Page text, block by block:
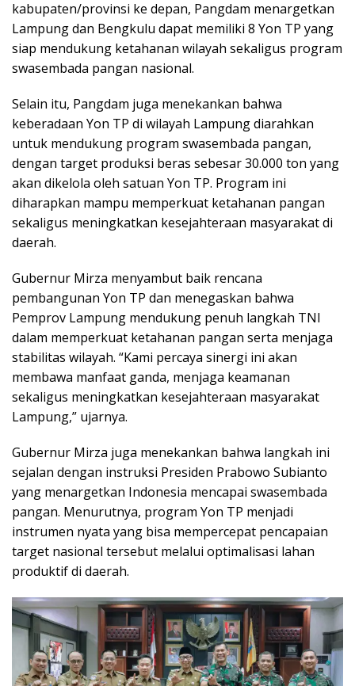
kabupaten/provinsi ke depan, Pangdam menargetkan
Lampung dan Bengkulu dapat memiliki 8 Yon TP yang
siap mendukung ketahanan wilayah sekaligus program
swasembada pangan nasional.
Selain itu, Pangdam juga menekankan bahwa
keberadaan Yon TP di wilayah Lampung diarahkan
untuk mendukung program swasembada pangan,
dengan target produksi beras sebesar 30.000 ton yang
akan dikelola oleh satuan Yon TP. Program ini
diharapkan mampu memperkuat ketahanan pangan
sekaligus meningkatkan kesejahteraan masyarakat di
daerah.
Gubernur Mirza menyambut baik rencana
pembangunan Yon TP dan menegaskan bahwa
Pemprov Lampung mendukung penuh langkah TNI
dalam memperkuat ketahanan pangan serta menjaga
stabilitas wilayah. “Kami percaya sinergi ini akan
membawa manfaat ganda, menjaga keamanan
sekaligus meningkatkan kesejahteraan masyarakat
Lampung,” ujarnya.
Gubernur Mirza juga menekankan bahwa langkah ini
sejalan dengan instruksi Presiden Prabowo Subianto
yang menargetkan Indonesia mencapai swasembada
pangan. Menurutnya, program Yon TP menjadi
instrumen nyata yang bisa mempercepat pencapaian
target nasional tersebut melalui optimalisasi lahan
produktif di daerah.